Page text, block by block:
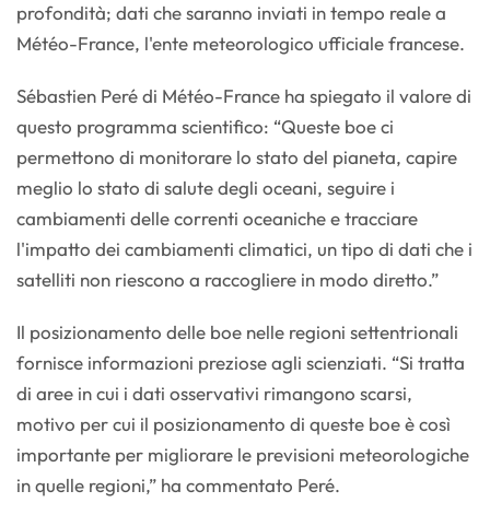
profondità; dati che saranno inviati in tempo reale a
Météo-France, l'ente meteorologico ufficiale francese.
Sébastien Peré di Météo-France ha spiegato il valore di
questo programma scientifico: “Queste boe ci
permettono di monitorare lo stato del pianeta, capire
meglio lo stato di salute degli oceani, seguire i
cambiamenti delle correnti oceaniche e tracciare
l'impatto dei cambiamenti climatici, un tipo di dati che i
satelliti non riescono a raccogliere in modo diretto.”
Il posizionamento delle boe nelle regioni settentrionali
fornisce informazioni preziose agli scienziati. “Si tratta
di aree in cui i dati osservativi rimangono scarsi,
motivo per cui il posizionamento di queste boe è così
importante per migliorare le previsioni meteorologiche
in quelle regioni,” ha commentato Peré.